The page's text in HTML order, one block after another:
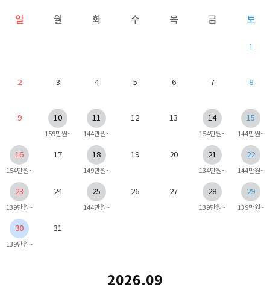
일 월 화 수 목 금 토
1
2 3 4 5 6 7 8
9 10
159만원~
11
144만원~
12 13 14
154만원~
15
144만원~
16
154만원~
17 18
149만원~
19 20 21
134만원~
22
144만원~
23
139만원~
24 25
144만원~
26 27 28
139만원~
29
139만원~
30
139만원~
31
2026.09